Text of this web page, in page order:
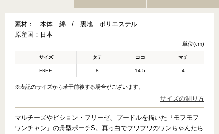
素材：
本体 綿 / 裏地 ポリエステル
原産国： 日本
単位(cm)
サイズ タテ ヨコ マチ
FREE 8 14.5 4
※表記のサイズから若干前後する場合がございます。
サイズの測り方
マルチーズやビション・フリーゼ、プードルを描いた『モフモフ
ワンチャン』の舟型ポーチS。真っ白でフワフワのワンちゃんたち